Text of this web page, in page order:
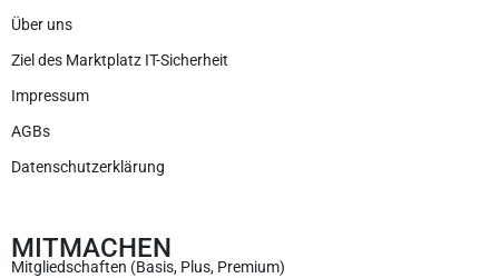
Über uns
Ziel des Marktplatz IT-Sicherheit
Impressum
AGBs
Datenschutzerklärung
MITMACHEN
Mitgliedschaften (Basis, Plus, Premium)